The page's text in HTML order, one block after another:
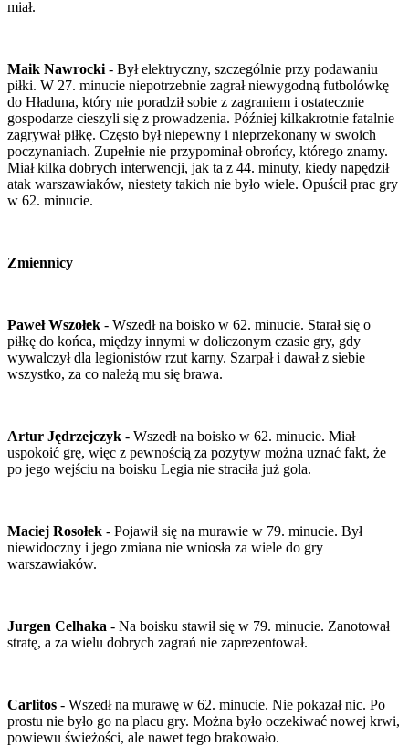
miał.
Maik Nawrocki - Był elektryczny, szczególnie przy podawaniu
piłki. W 27. minucie niepotrzebnie zagrał niewygodną futbolówkę
do Hładuna, który nie poradził sobie z zagraniem i ostatecznie
gospodarze cieszyli się z prowadzenia. Później kilkakrotnie fatalnie
zagrywał piłkę. Często był niepewny i nieprzekonany w swoich
poczynaniach. Zupełnie nie przypominał obrońcy, którego znamy.
Miał kilka dobrych interwencji, jak ta z 44. minuty, kiedy napędził
atak warszawiaków, niestety takich nie było wiele. Opuścił prac gry
w 62. minucie.
Zmiennicy
Paweł Wszołek - Wszedł na boisko w 62. minucie. Starał się o
piłkę do końca, między innymi w doliczonym czasie gry, gdy
wywalczył dla legionistów rzut karny. Szarpał i dawał z siebie
wszystko, za co należą mu się brawa.
Artur Jędrzejczyk - Wszedł na boisko w 62. minucie. Miał
uspokoić grę, więc z pewnością za pozytyw można uznać fakt, że
po jego wejściu na boisku Legia nie straciła już gola.
Maciej Rosołek - Pojawił się na murawie w 79. minucie. Był
niewidoczny i jego zmiana nie wniosła za wiele do gry
warszawiaków.
Jurgen Celhaka - Na boisku stawił się w 79. minucie. Zanotował
stratę, a za wielu dobrych zagrań nie zaprezentował.
Carlitos - Wszedł na murawę w 62. minucie. Nie pokazał nic. Po
prostu nie było go na placu gry. Można było oczekiwać nowej krwi,
powiewu świeżości, ale nawet tego brakowało.